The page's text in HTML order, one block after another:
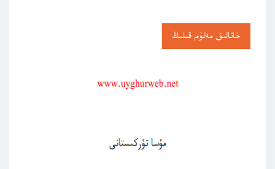
خاتالىق مەلۇم قىلىڭ